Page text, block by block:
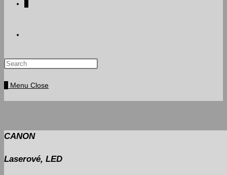
website
close
Menu Close
CANON
Laserové, LED